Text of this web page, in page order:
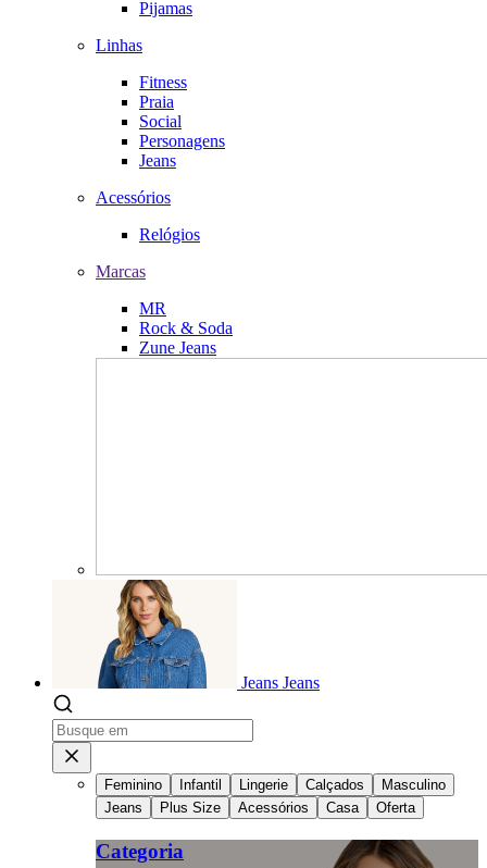
Pijamas
Linhas
Fitness
Praia
Social
Personagens
Jeans
Acessórios
Relógios
Marcas
MR
Rock & Soda
Zune Jeans
Jeans Jeans
Feminino Infantil Lingerie Calçados
Masculino
Jeans
Plus Size Acessórios Casa Oferta
Categoria